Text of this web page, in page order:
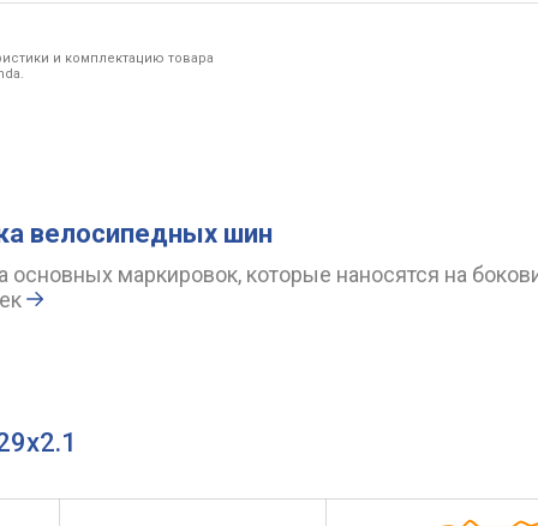
и комплектацию товара
велосипедных шин
основных маркировок, которые наносятся на